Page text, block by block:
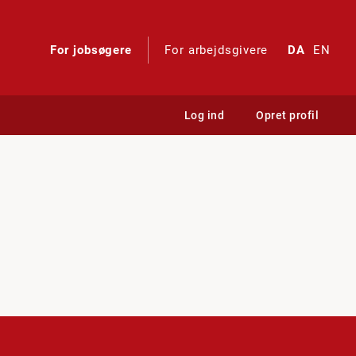
For jobsøgere For arbejdsgivere DA EN
Log ind Opret profil